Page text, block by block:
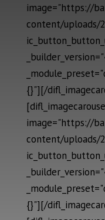
image="https://
content/uploads/
{}"][/
image="https://
content/uploads/
{}"][/